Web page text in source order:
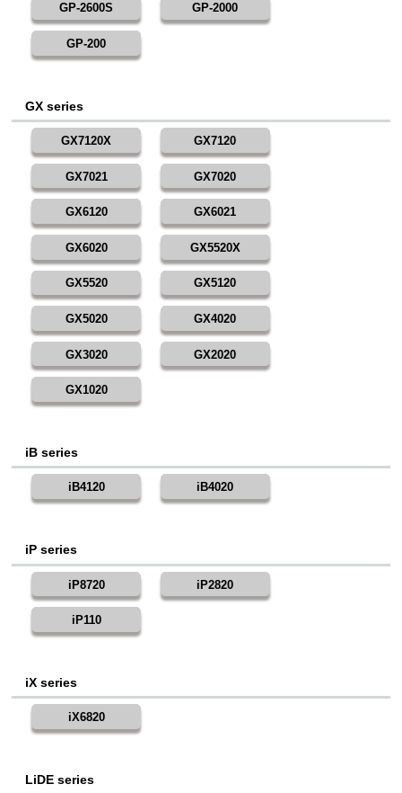
GP-2600S GP-2000
GP-200
GX series
GX7120X GX7120
GX7021 GX7020
GX6120 GX6021
GX6020 GX5520X
GX5520 GX5120
GX5020 GX4020
GX3020 GX2020
GX1020
iB series
iB4120 iB4020
iP series
iP8720 iP2820
iP110
iX series
iX6820
LiDE series